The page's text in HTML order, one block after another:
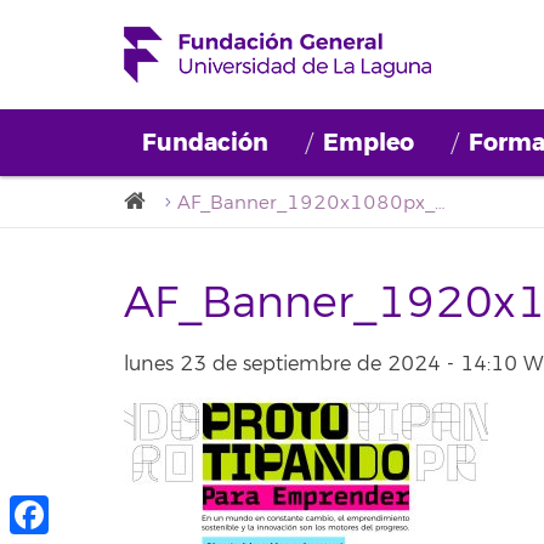
Fundación Empleo
AF_Banner_1920x1080px_TF (1)
lunes 23 de septiembre de 2024 - 14:10